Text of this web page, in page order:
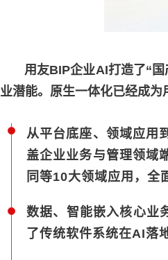
用友BIP企业AI打造了“国
业潜能。原生一体化已经成
从平台底座、领域应用
盖企业业务与管理领域
同等10大领域应用，全
数据、智能嵌入核心业
了传统软件系统在AI落